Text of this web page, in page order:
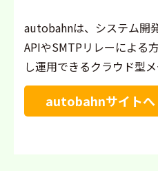
autobahnは、システム開
APIやSMTPリレーによる
し運用できるクラウド型
autobahnサイトへ